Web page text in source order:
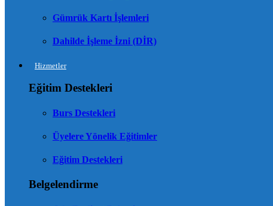
Gümrük Kartı İşlemleri
Dahilde İşleme İzni (DİR)
Hizmetler
Eğitim Destekleri
Burs Destekleri
Üyelere Yönelik Eğitimler
Eğitim Destekleri
Belgelendirme